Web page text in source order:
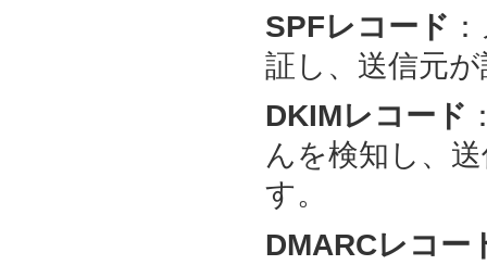
SPFレコード
証し、送信元
DKIMレコード
んを検知し、
す。
DMARCレコー